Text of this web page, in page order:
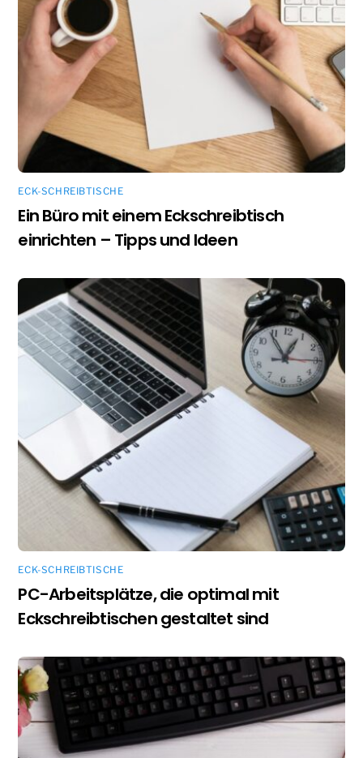
ECK-SCHREIBTISCHE
Ein Büro mit einem Eckschreibtisch
einrichten – Tipps und Ideen
ECK-SCHREIBTISCHE
PC-Arbeitsplätze, die optimal mit
Eckschreibtischen gestaltet sind